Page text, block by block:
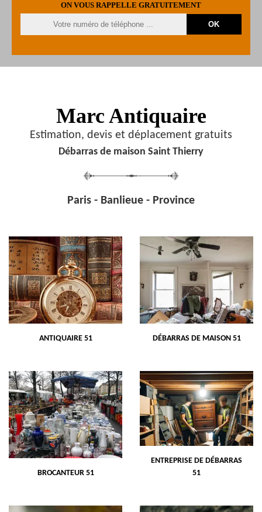
ON VOUS RAPPELLE GRATUITEMENT
Marc Antiquaire
Estimation, devis et déplacement gratuits
Débarras de maison Saint Thierry
Paris - Banlieue - Province
ANTIQUAIRE 51 DÉBARRAS DE MAISON 51
BROCANTEUR 51
ENTREPRISE DE DÉBARRAS
51